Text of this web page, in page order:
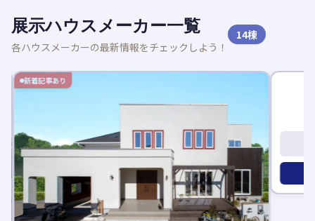
展示ハウスメーカー一覧
各ハウスメーカーの最新情報をチェックしよう！
14棟
新着記事あり